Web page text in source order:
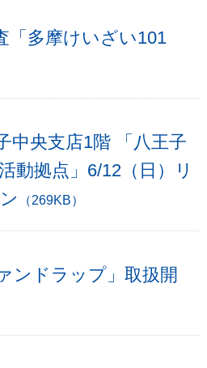
「多摩けいざい101
中央支店1階 「八王子
動拠点」6/12（日）リ
（269KB）
ンドラップ」取扱開